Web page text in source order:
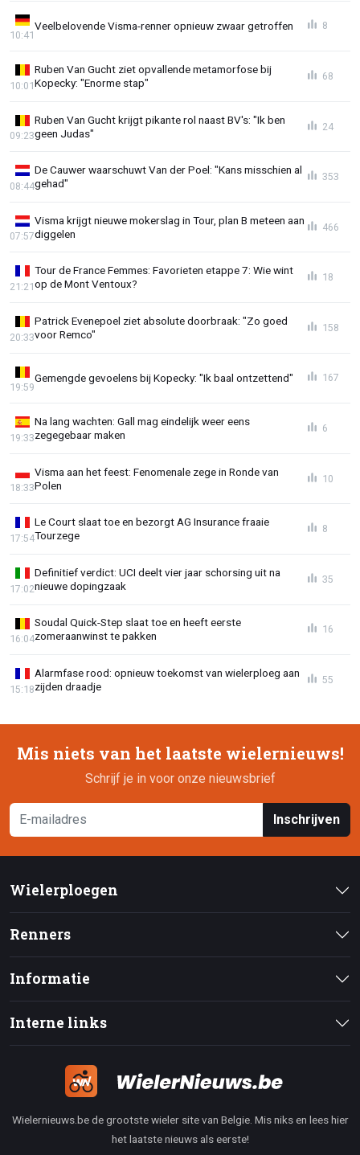
Veelbelovende Visma-renner opnieuw zwaar getroffen
10:41
8
Ruben Van Gucht ziet opvallende metamorfose bij
Kopecky: "Enorme stap"
10:01
68
Ruben Van Gucht krijgt pikante rol naast BV's: "Ik ben
geen Judas"
09:23
24
De Cauwer waarschuwt Van der Poel: "Kans misschien al
gehad"
08:44
353
Visma krijgt nieuwe mokerslag in Tour, plan B meteen aan
diggelen
07:57
466
Tour de France Femmes: Favorieten etappe 7: Wie wint
op de Mont Ventoux?
21:21
18
Patrick Evenepoel ziet absolute doorbraak: "Zo goed
voor Remco"
20:33
158
Gemengde gevoelens bij Kopecky: "Ik baal ontzettend"
19:59
167
Na lang wachten: Gall mag eindelijk weer eens
zegegebaar maken
19:33
6
Visma aan het feest: Fenomenale zege in Ronde van
Polen
18:33
10
Le Court slaat toe en bezorgt AG Insurance fraaie
Tourzege
17:54
8
Definitief verdict: UCI deelt vier jaar schorsing uit na
nieuwe dopingzaak
17:02
35
Soudal Quick-Step slaat toe en heeft eerste
zomeraanwinst te pakken
16:04
16
Alarmfase rood: opnieuw toekomst van wielerploeg aan
zijden draadje
15:18
55
Mis niets van het laatste wielernieuws!
Schrijf je in voor onze nieuwsbrief
Inschrijven
Wielerploegen
Renners
Informatie
Interne links
Wielernieuws.be de grootste wieler site van Belgie. Mis niks en lees hier
het laatste nieuws als eerste!